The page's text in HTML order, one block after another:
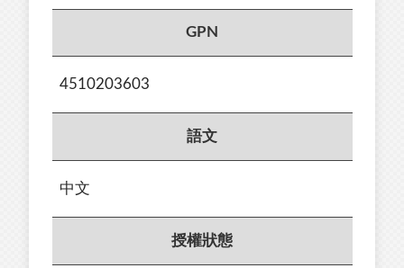
GPN
4510203603
語文
中文
授權狀態